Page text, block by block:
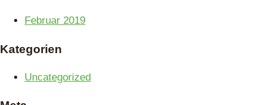
Februar 2019
Kategorien
Uncategorized